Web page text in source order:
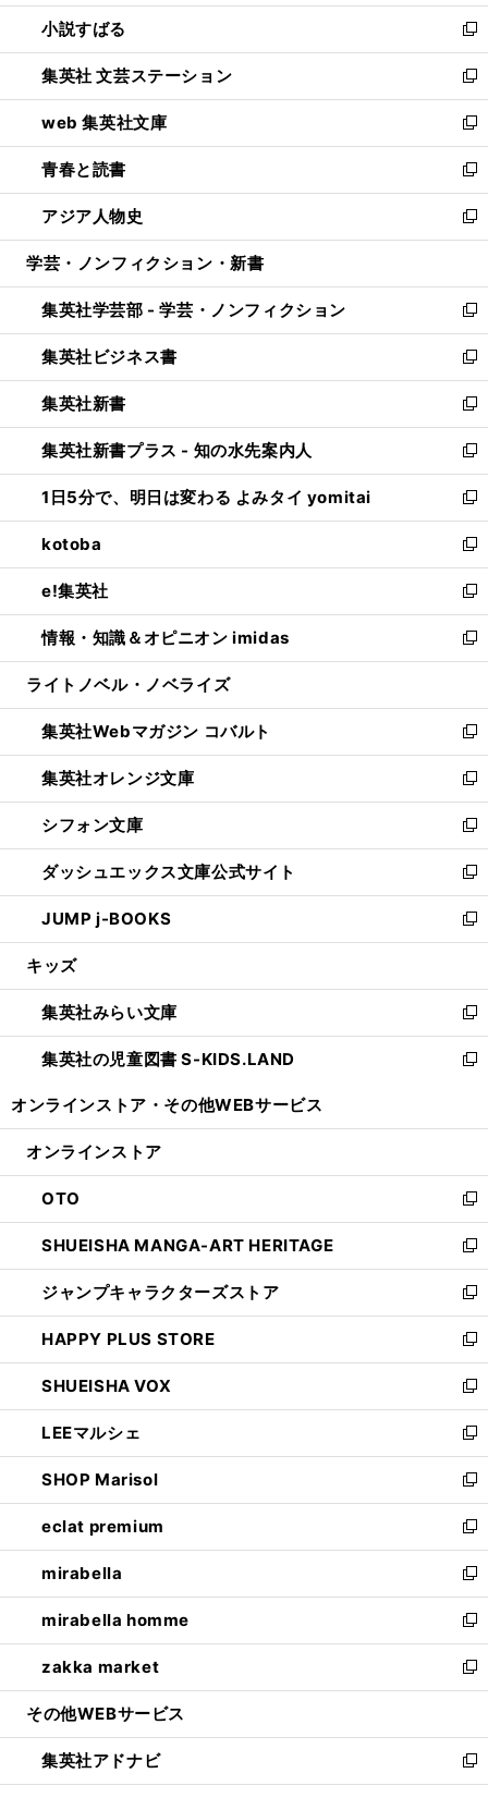
開
く
ウ
で
開
く
し
い
ウ
ィ
ン
ド
ウ
で
開
く
小説すばる
新
し
い
ウ
ィ
ン
ド
ウ
で
開
集英社 文芸ステーション
新
し
い
ウ
ィ
ン
ド
ウ
開
く
web 集英社文庫
新
し
い
ウ
ィ
ン
ウ
で
開
く
青春と読書
新
し
い
ウ
ン
ド
ウ
で
開
く
アジア人物史
新
し
ウ
ィ
ン
ド
ウ
で
開
く
学芸・ノンフィクション・新書
集英社学芸部 - 学芸・ノンフィクション
新
し
い
ウ
ィ
ン
ド
ウ
で
開
く
集英社ビジネス書
新
し
い
ウ
ィ
ン
ド
ウ
で
開
く
集英社新書
新
し
い
ウ
ィ
ン
ド
ウ
で
開
く
集英社新書プラス - 知の水先案内人
新
し
い
ウ
ィ
ン
ド
ウ
で
開
1日5分で、明日は変わる よみタイ yomitai
新
し
い
ウ
ィ
ン
ド
ウ
開
く
kotoba
新
し
い
ウ
ィ
ン
ウ
で
開
く
e!集英社
新
し
い
ウ
ン
ド
ウ
で
開
く
情報・知識＆オピニオン imidas
新
し
ウ
ィ
ン
ド
ウ
で
開
く
ライトノベル・ノベライズ
集英社Webマガジン コバルト
新
し
い
ウ
ィ
ン
ド
ウ
で
開
集英社オレンジ文庫
新
し
い
ウ
ィ
ン
ド
ウ
開
く
シフォン文庫
新
し
い
ウ
ィ
ン
ウ
で
開
く
ダッシュエックス文庫公式サイト
新
し
い
ウ
ン
ド
ウ
で
JUMP j-BOOKS
新
し
ウ
ィ
ン
ド
開
キッズ
集英社みらい文庫
新
し
い
ン
ウ
で
開
く
集英社の児童図書 S-KIDS.LAND
新
ウ
ン
ド
ウ
で
開
く
オンラインストア・ その他WEBサービス
オンラインストア
OTO
新
し
い
ウ
ィ
ン
ド
ウ
で
開
く
SHUEISHA MANGA-ART HERITAGE
新
し
い
ウ
ィ
ン
ド
ウ
で
開
く
ジャンプキャラクターズストア
新
し
い
ウ
ィ
ン
ド
ウ
で
開
く
HAPPY PLUS STORE
新
し
い
ウ
ィ
ン
ド
ウ
で
開
く
SHUEISHA VOX
新
し
い
ウ
ィ
ン
ド
ウ
で
開
く
LEEマルシェ
新
し
い
ウ
ィ
ン
ド
ウ
で
開
く
SHOP Marisol
新
し
い
ウ
ィ
ン
ド
ウ
で
開
eclat premium
新
し
い
ウ
ィ
ン
ド
ウ
開
く
mirabella
新
し
い
ウ
ィ
ン
ウ
で
開
mirabella homme
新
し
い
ウ
ン
ド
ウ
zakka market
新
し
ウ
ィ
ン
その他WEBサービス
集英社アドナビ
新
し